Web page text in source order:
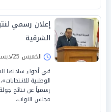
إعلان رسمي
الشرقية
الخميس 25/ديسمبر/2025 - 02:59 م
في أجواء سادتها
الوطنية
رسمياً عن نتائج جولة
مجلس النواب.